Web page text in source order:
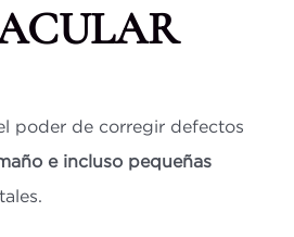
poder de corregir defectos
e incluso pequeñas